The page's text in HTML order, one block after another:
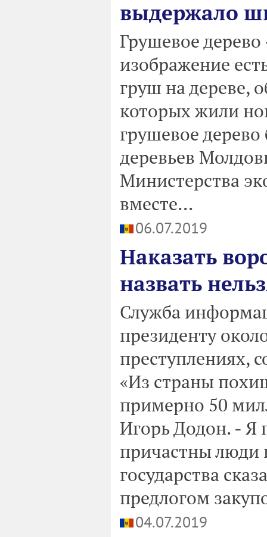
выдержало
Грушевое
изображение
груш на дереве,
которых жили
грушевое
деревьев
Министерства
вместе...
06.07.2019
Наказать
назвать
Служба
президенту
преступлениях,
«Из страны
примерно 50
Игорь Додон. - Я
причастны люди
государства
предлогом
04.07.2019